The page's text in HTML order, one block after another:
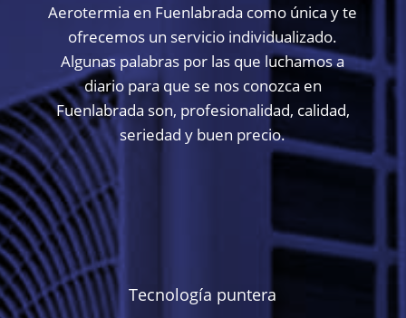
Aerotermia en Fuenlabrada como única y te
ofrecemos un servicio individualizado.
Algunas palabras por las que luchamos a
diario para que se nos conozca en
Fuenlabrada son, profesionalidad, calidad,
seriedad y buen precio.
Tecnología puntera